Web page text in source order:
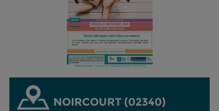
NOIRCOURT (02340)